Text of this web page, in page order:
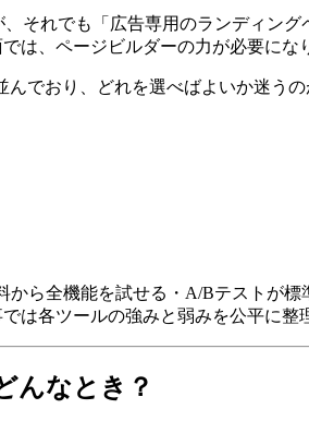
それでも「広告専用のランディン
は、ページビルダーの力が必要にな
んでおり、どれを選べばよいか迷
から全機能を試せる・A/Bテストが
は各ツールの強みと弱みを公平に整
んなとき？